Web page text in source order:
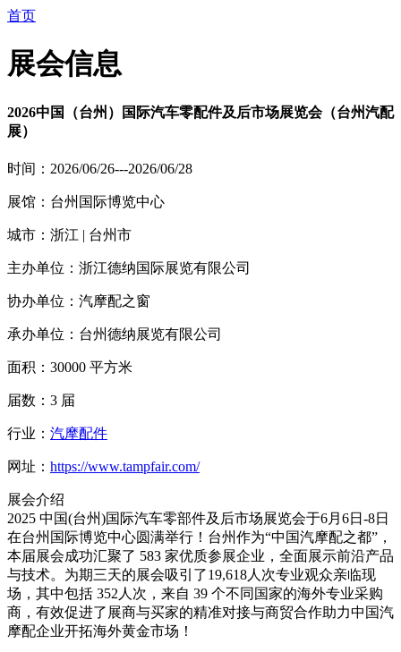
首页
展会信息
2026中国（台州）国际汽车零配件及后市场展览会（台州汽配
展）
时间：2026/06/26---2026/06/28
展馆：台州国际博览中心
城市：浙江 | 台州市
主办单位：浙江德纳国际展览有限公司
协办单位：汽摩配之窗
承办单位：台州德纳展览有限公司
面积：30000 平方米
届数：3 届
行业： 汽摩配件
网址： https://www.tampfair.com/
展会介绍
2025 中国(台州)国际汽车零部件及后市场展览会于6月6日-8日
在台州国际博览中心圆满举行！台州作为“中国汽摩配之都”，
本届展会成功汇聚了 583 家优质参展企业，全面展示前沿产品
与技术。为期三天的展会吸引了19,618人次专业观众亲临现
场，其中包括 352人次，来自 39 个不同国家的海外专业采购
商，有效促进了展商与买家的精准对接与商贸合作助力中国汽
摩配企业开拓海外黄金市场！